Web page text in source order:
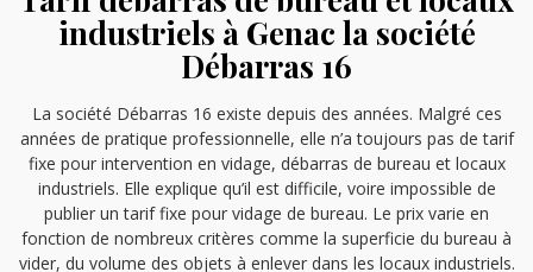
industriels à Genac la société
Débarras 16
La société Débarras 16 existe depuis des années. Malgré ces
années de pratique professionnelle, elle n’a toujours pas de tarif
fixe pour intervention en vidage, débarras de bureau et locaux
industriels. Elle explique qu’il est difficile, voire impossible de
publier un tarif fixe pour vidage de bureau. Le prix varie en
fonction de nombreux critères comme la superficie du bureau à
vider, du volume des objets à enlever dans les locaux industriels.